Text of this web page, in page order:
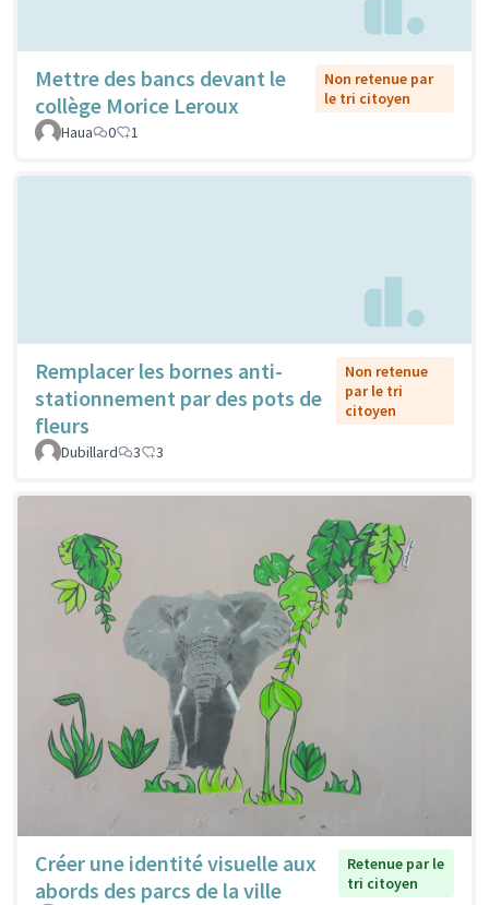
Mettre des bancs devant le
collège Morice Leroux
Non retenue par
le tri citoyen
Haua
0 1
Remplacer les bornes anti-
stationnement par des pots de
fleurs
Non retenue
par le tri
citoyen
Dubillard 3 3
Créer une identité visuelle aux
abords des parcs de la ville
Retenue par le
tri citoyen